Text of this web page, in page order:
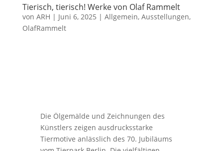
Tierisch, tierisch! Werke von Olaf Rammelt
von ARH | Juni 6, 2025 | Allgemein, Ausstellungen,
OlafRammelt
Die Ölgemälde und Zeichnungen des
Künstlers zeigen ausdrucksstarke
Tiermotive anlässlich des 70. Jubiläums